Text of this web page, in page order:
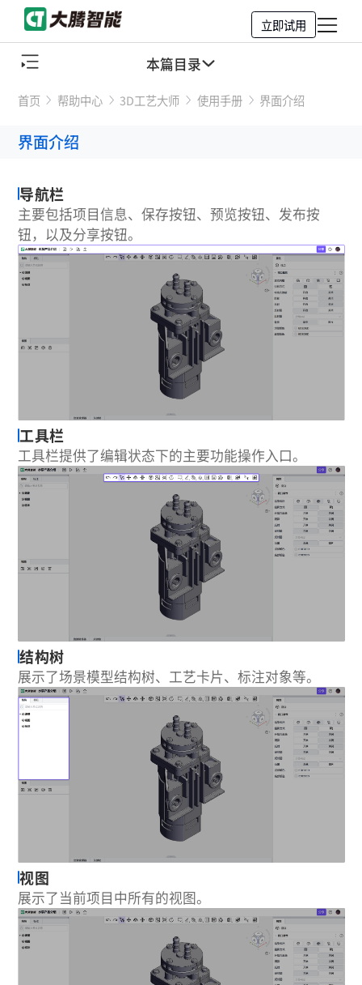
立即试用
本篇目录
首页 帮助中心 3D工艺大师 使用手册 界面介绍
界面介绍
导航栏
主要包括项目信息、保存按钮、预览按钮、发布按
钮，以及分享按钮。
工具栏
工具栏提供了编辑状态下的主要功能操作入口。
结构树
展示了场景模型结构树、工艺卡片、标注对象等。
视图
展示了当前项目中所有的视图。
导航栏
工具栏
结构树
视图
视口区